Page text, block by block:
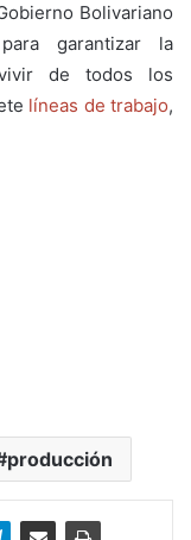
Bolivariano
garantizar la
de todos los
líneas de trabajo,
producción